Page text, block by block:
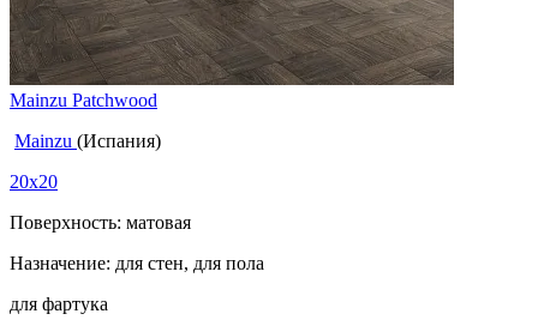
Mainzu Patchwood
Mainzu (Испания)
20x20
Поверхность: матовая
Назначение: для стен, для пола
для фартука